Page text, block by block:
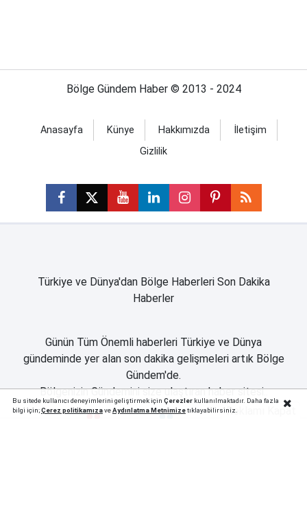
Bölge Gündem Haber © 2013 - 2024
Anasayfa Künye Hakkımızda
İletişim
Gizlilik
Türkiye ve Dünya'dan Bölge Haberleri Son Dakika
Haberler
Günün Tüm Önemli haberleri Türkiye ve Dünya
gündeminde yer alan son dakika gelişmeleri artık Bölge
Gündem'de.
Bölgenizin Gündemini size ulaştıran haber sitesi..
Bu sitede kullanıcı deneyimlerini geliştirmek için Çerezlerkullanılmaktadır. Daha fazla
bilgi için;Çerez politikamızaveAydınlatma Metnimizetıklayabilirsiniz.Reklamı Kapat